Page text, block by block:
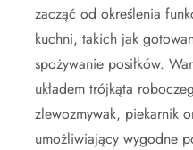
zacząć od określenia
kuchni, takich jak
spożywanie posiłków.
układem trójkąta
zlewozmywak, piekarnik
umożliwiający wygodne